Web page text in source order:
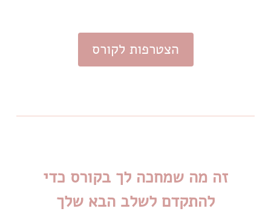
הצטרפות לקורס
זה מה שמחכה לך בקורס כדי
להתקדם לשלב הבא שלך